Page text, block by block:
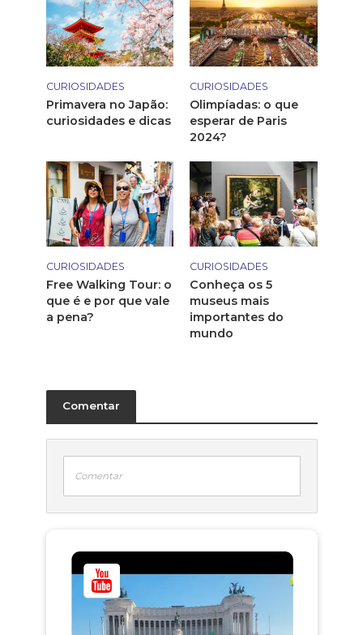
CURIOSIDADES
Primavera no Japão:
curiosidades e dicas
CURIOSIDADES
Olimpíadas: o que
esperar de Paris
2024?
CURIOSIDADES
Free Walking Tour: o
que é e por que vale
a pena?
CURIOSIDADES
Conheça os 5
museus mais
importantes do
mundo
Comentar
Comentar